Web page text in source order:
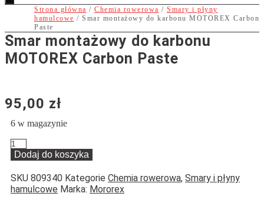
Strona główna / Chemia rowerowa / Smary i płyny
hamulcowe / Smar montażowy do karbonu MOTOREX Carbon
Paste
Smar montażowy do karbonu
MOTOREX Carbon Paste
95,00 zł
6 w magazynie
ilość
Smar
montażowy
do
karbonu
MOTOREX
Dodaj do koszyka
SKU 809340 Kategorie Chemia rowerowa, Smary i płyny
hamulcowe Marka: Mororex